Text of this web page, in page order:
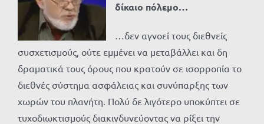
δίκαιο πόλεμο…
…δεν αγνοεί τους διεθνείς
συσχετισμούς, ούτε εμμένει να μεταβάλλει και δη
δραματικά τους όρους που κρατούν σε ισορροπία το
διεθνές σύστημα ασφάλειας και συνύπαρξης των
χωρών του πλανήτη. Πολύ δε λιγότερο υποκύπτει σε
τυχοδιωκτισμούς διακινδυνεύοντας να ρίξει την